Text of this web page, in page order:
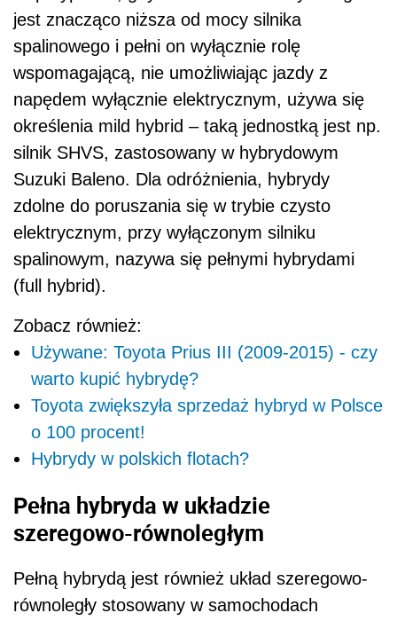
jest znacząco niższa od mocy silnika
spalinowego i pełni on wyłącznie rolę
wspomagającą, nie umożliwiając jazdy z
napędem wyłącznie elektrycznym, używa się
określenia mild hybrid – taką jednostką jest np.
silnik SHVS, zastosowany w hybrydowym
Suzuki Baleno. Dla odróżnienia, hybrydy
zdolne do poruszania się w trybie czysto
elektrycznym, przy wyłączonym silniku
spalinowym, nazywa się pełnymi hybrydami
(full hybrid).
Zobacz również:
Używane: Toyota Prius III (2009-2015) - czy
warto kupić hybrydę?
Toyota zwiększyła sprzedaż hybryd w Polsce
o 100 procent!
Hybrydy w polskich flotach?
Pełna hybryda w układzie
szeregowo-równoległym
Pełną hybrydą jest również układ szeregowo-
równoległy stosowany w samochodach